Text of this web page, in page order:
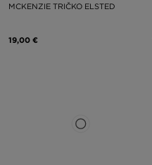
MCKENZIE TRIČKO ELSTED
19,00 €